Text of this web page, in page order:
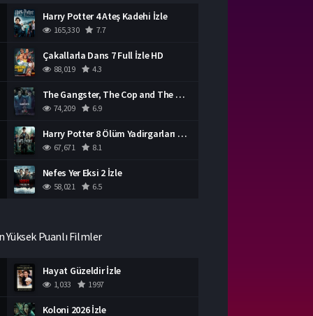
Harry Potter 4 Ateş Kadehi İzle
165,330 7.7
Çakallarla Dans 7 Full İzle HD
88,019 4.3
The Gangster, The Cop and The Devil Türkçe Dublaj İzle
74,209 6.9
Harry Potter 8 Ölüm Yadirgarları Bölüm 2 İzle
67,671 8.1
Nefes Yer Eksi 2 İzle
58,021 6.5
Yüksek Puanlı Filmler
Hayat Güzeldir İzle
1,033 1997
Koloni 2026 İzle